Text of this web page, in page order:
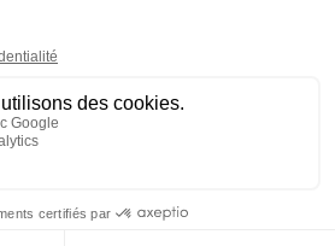
légales-CGV-Politique de
cookies
Cedex 06